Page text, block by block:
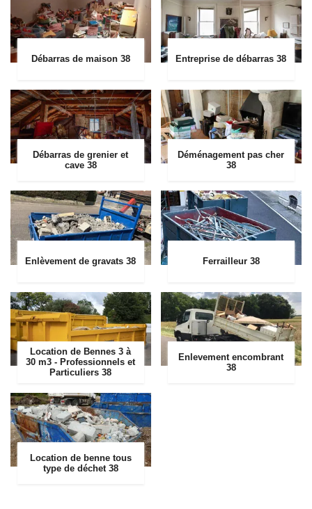
Débarras de maison 38 Entreprise de débarras 38
Débarras de grenier et
cave 38
Déménagement pas cher
38
Enlèvement de gravats 38 Ferrailleur 38
Location de Bennes 3 à
30 m3 - Professionnels et
Particuliers 38
Enlevement encombrant
38
Location de benne tous
type de déchet 38